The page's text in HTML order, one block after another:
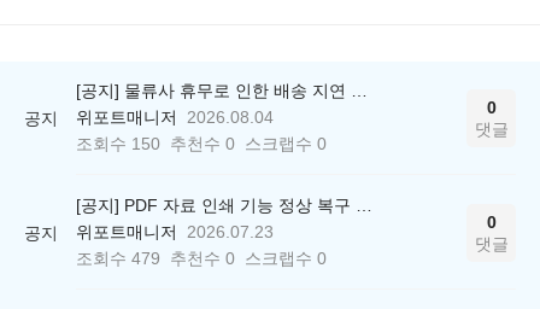
공지
[공지] 물류사 휴무로 인한 배송 지연 안내
위포트매니저
2026.08.04
조회수 150 추천수 0 스크랩수 0
0
댓글
공지
[공지] PDF 자료 인쇄 기능 정상 복구 안내
위포트매니저
2026.07.23
조회수 479 추천수 0 스크랩수 0
0
댓글